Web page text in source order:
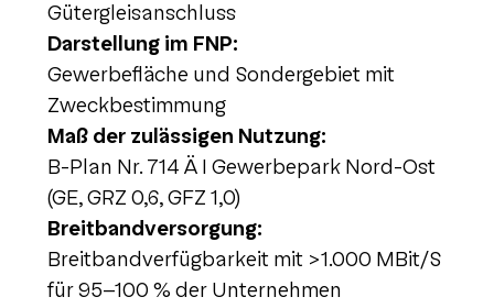
Gütergleisanschluss
Darstellung im FNP:
Gewerbefläche und Sondergebiet mit
Zweckbestimmung
Maß der zulässigen Nutzung:
B-Plan Nr. 714 Ä I Gewerbepark Nord-Ost
(GE, GRZ 0,6, GFZ 1,0)
Breitbandversorgung:
Breitbandverfügbarkeit mit >1.000 MBit/S
für 95-100 % der Unternehmen